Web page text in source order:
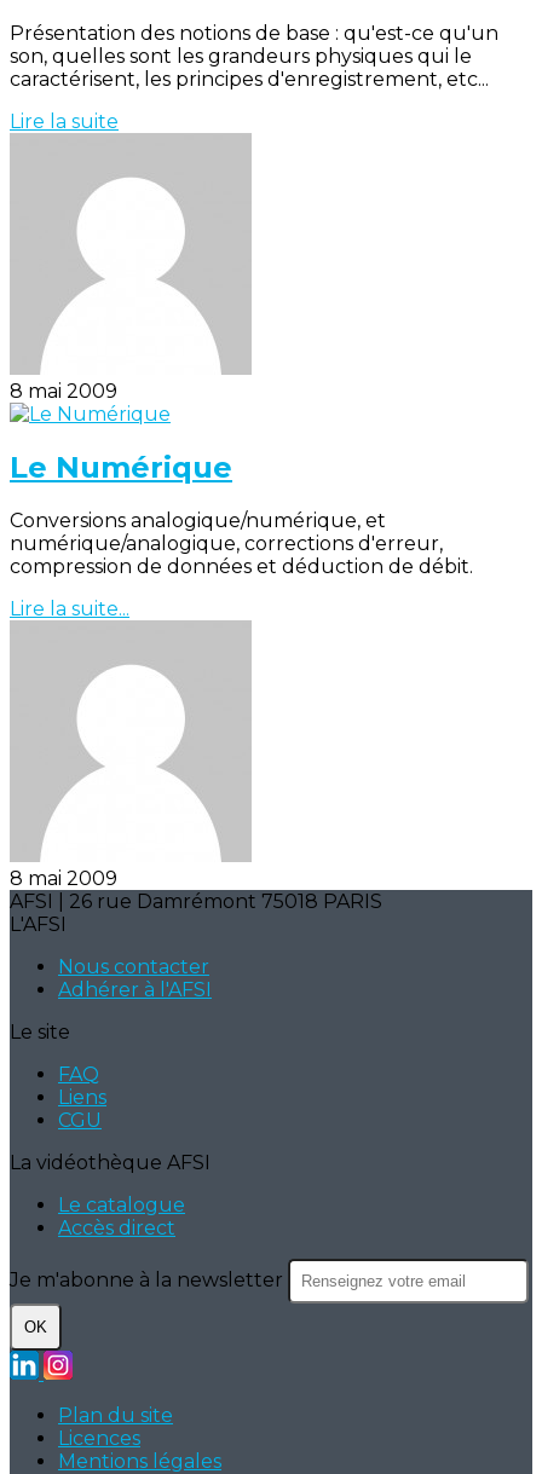
Présentation des notions de base : qu'est-ce qu'un
son, quelles sont les grandeurs physiques qui le
caractérisent, les principes d'enregistrement, etc...
Lire la suite
8 mai 2009
Le Numérique
Conversions analogique/numérique, et
numérique/analogique, corrections d'erreur,
compression de données et déduction de débit.
Lire la suite...
8 mai 2009
AFSI | 26 rue Damrémont 75018 PARIS
L'AFSI
Nous contacter
Adhérer à l'AFSI
Le site
FAQ
Liens
CGU
La vidéothèque AFSI
Le catalogue
Accès direct
Je m'abonne à la newsletter
OK
Plan du site
Licences
Mentions légales